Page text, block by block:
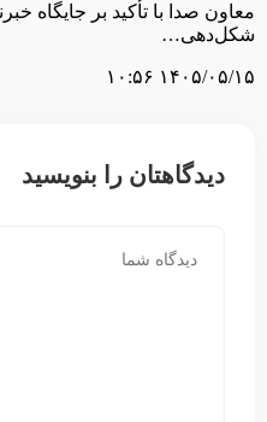
معاون صدا با تأکید بر جایگاه
شکل‌دهی…
۱۴۰۵/۰۵/۱۵ ۱۰:۵۶
دیدگاهتان را بنویسید